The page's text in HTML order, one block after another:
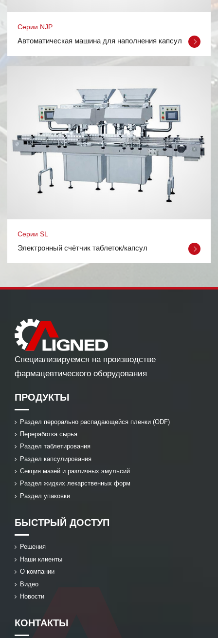
Автоматическая машина для наполнения капсул
Cерии NJP
Электронный счётчик таблеток/капсул
Cерии SL
Специализируемся на производстве
фармацевтического оборудования
ПРОДУКТЫ
Раздел перорально распадающейся пленки (ODF)
Переработка сырья
Раздел таблетирования
Раздел капсулирования
Секция мазей и различных эмульсий
Раздел жидких лекарственных форм
Раздел упаковки
БЫСТРЫЙ ДОСТУП
Решения
Наши клиенты
О компании
Видео
Новости
КОНТАКТЫ